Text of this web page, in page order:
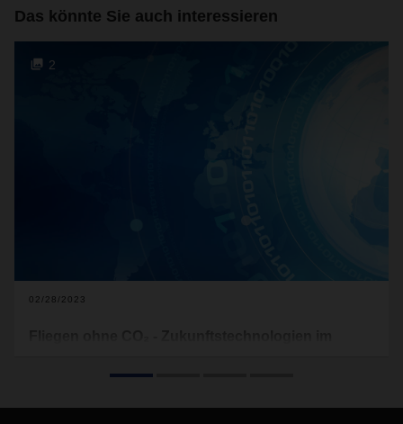
Das könnte Sie auch interessieren
2
02/28/2023
derzeit beste Möglichkeit, CO₂- und Treibhausgas-